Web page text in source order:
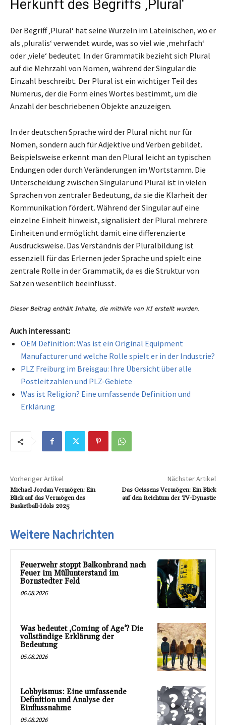
Herkunft des Begriffs ‚Plural‘
Der Begriff ‚Plural‘ hat seine Wurzeln im Lateinischen, wo er
als ‚pluralis‘ verwendet wurde, was so viel wie ‚mehrfach‘
oder ‚viele‘ bedeutet. In der Grammatik bezieht sich Plural
auf die Mehrzahl von Nomen, während der Singular die
Einzahl beschreibt. Der Plural ist ein wichtiger Teil des
Numerus, der die Form eines Wortes bestimmt, um die
Anzahl der beschriebenen Objekte anzuzeigen.
In der deutschen Sprache wird der Plural nicht nur für
Nomen, sondern auch für Adjektive und Verben gebildet.
Beispielsweise erkennt man den Plural leicht an typischen
Endungen oder durch Veränderungen im Wortstamm. Die
Unterscheidung zwischen Singular und Plural ist in vielen
Sprachen von zentraler Bedeutung, da sie die Klarheit der
Kommunikation fördert. Während der Singular auf eine
einzelne Einheit hinweist, signalisiert der Plural mehrere
Einheiten und ermöglicht damit eine differenzierte
Ausdrucksweise. Das Verständnis der Pluralbildung ist
essenziell für das Erlernen jeder Sprache und spielt eine
zentrale Rolle in der Grammatik, da es die Struktur von
Sätzen wesentlich beeinflusst.
Auch interessant:
OEM Definition: Was ist ein Original Equipment
Manufacturer und welche Rolle spielt er in der Industrie?
PLZ Freiburg im Breisgau: Ihre Übersicht über alle
Postleitzahlen und PLZ-Gebiete
Was ist Religion? Eine umfassende Definition und
Erklärung
Vorheriger Artikel
Michael Jordan Vermögen: Ein
Blick auf das Vermögen des
Basketball-Idols 2025
Nächster Artikel
Das Geissens Vermögen: Ein Blick
auf den Reichtum der TV-Dynastie
Weitere Nachrichten
Feuerwehr stoppt Balkonbrand nach
Feuer im Müllunterstand im
Bornstedter Feld
06.08.2026
Was bedeutet ‚Coming of Age‘? Die
vollständige Erklärung der
Bedeutung
05.08.2026
Lobbyismus: Eine umfassende
Definition und Analyse der
Einflussnahme
05.08.2026